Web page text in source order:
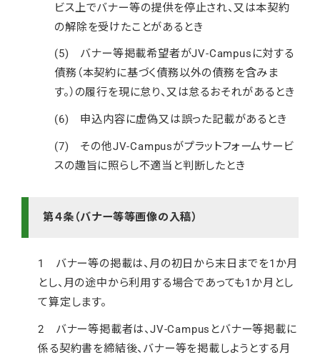
ビス上でバナー等の提供を停止され、又は本契約
の解除を受けたことがあるとき
(5) バナー等掲載希望者がJV-Campusに対する
債務（本契約に基づく債務以外の債務を含みま
す。）の履行を現に怠り、又は怠るおそれがあるとき
(6) 申込内容に虚偽又は誤った記載があるとき
(7) その他JV-Campusがプラットフォームサービ
スの趣旨に照らし不適当と判断したとき
第４条（バナー等等画像の入稿）
1 バナー等の掲載は、月の初日から末日までを1か月
とし、月の途中から利用する場合であっても1か月とし
て算定します。
2 バナー等掲載者は、JV-Campusとバナー等掲載に
係る契約書を締結後、バナー等を掲載しようとする月